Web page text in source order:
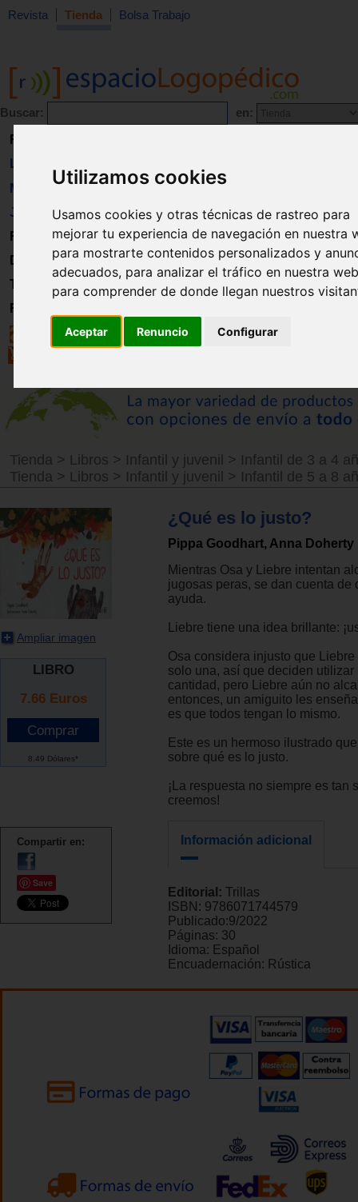
Utilizamos cookies
Usamos cookies y otras técnicas de rastreo para
mejorar tu experiencia de navegación en nuestra
para mostrarte contenidos personalizados y
adecuados, para analizar el tráfico en nuestra
para comprender de donde llegan nuestros
Aceptar Renuncio Configurar
Revista Tienda Bolsa Trabajo
Buscar: en:
Revista
Libros
Material
Juguetes
Formación
Directorio
Trabajo
Registro
Tienda > Libros > Infantil y juvenil > Infantil de 3 a 4
Tienda > Libros > Infantil y juvenil > Infantil de 5 a 8
Ampliar imagen
LIBRO
7.66 Euros
8.49 Dólares*
Compartir en:
Save
¿Qué es lo justo?
Pippa Goodhart, Anna Doherty
Mientras Osa y Liebre intentan
jugosas peras, se dan cuenta de
ayuda.
Liebre tiene una idea brillante:
Osa considera injusto que
solo una, así que deciden utilizar
cantidad, pero Liebre aún no
entonces, un amiguito les
es que todos tengan lo mismo.
Este es un hermoso ilustrado
sobre qué es lo justo.
¡La respuesta no siempre es tan
creemos!
Información adicional
Editorial: Trillas
ISBN: 9786071744579
Publicado:9/2022
Páginas: 30
Idioma: Español
Encuadernación: Rústica